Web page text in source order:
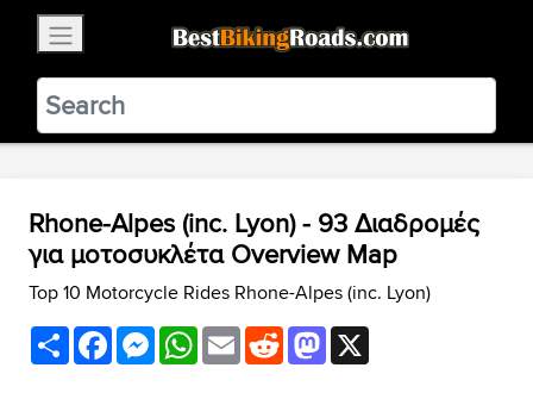
BestBikingRoads
Static Motion3.99 - In Google Play
VIEW
Rhone-Alpes (inc. Lyon) - 93 Διαδρομές
για μοτοσυκλέτα Overview Map
Top 10 Motorcycle Rides Rhone-Alpes (inc. Lyon)
ShareFacebookMessenger
WhatsApp
EmailRedditMastodon